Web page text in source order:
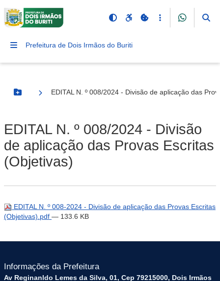
Prefeitura de Dois Irmãos do Buriti
Botão Menu
EDITAL N. º 008/2024 - Divisão de aplicação das
EDITAL N. º 008/2024 - Divisão
de aplicação das Provas Escritas
(Objetivas)
EDITAL N. º 008-2024 - Divisão de aplicação das Provas Escritas
(Objetivas).pdf — 133.6 KB
Informações da Prefeitura
Av Reginanldo Lemes da Silva, 01, Cep 79215000, Dois Irmãos